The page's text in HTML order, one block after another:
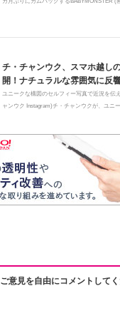
チ・チャンウク、スマホ越し
開！ナチュラルな雰囲気に反
ユニークな構図のセルフィー写真で近況を伝
ャンウク Instagram)チ・チャンウクが、ユニ
ご意見を自由にコメントしてく